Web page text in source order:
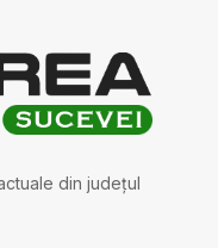
din județul